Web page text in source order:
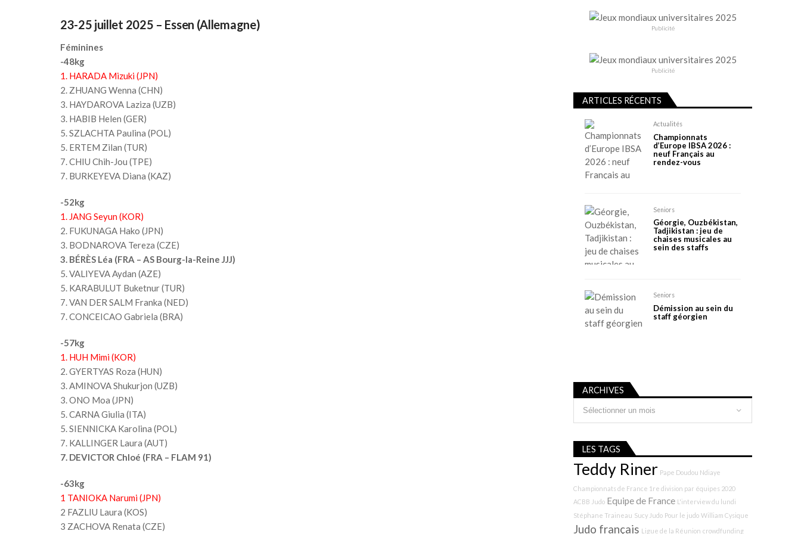
23-25 juillet 2025 – Essen (Allemagne)
Féminines
-48kg
1. HARADA Mizuki (JPN)
2. ZHUANG Wenna (CHN)
3. HAYDAROVA Laziza (UZB)
3. HABIB Helen (GER)
5. SZLACHTA Paulina (POL)
5. ERTEM Zilan (TUR)
7. CHIU Chih-Jou (TPE)
7. BURKEYEVA Diana (KAZ)
-52kg
1. JANG Seyun (KOR)
2. FUKUNAGA Hako (JPN)
3. BODNAROVA Tereza (CZE)
3. BÉRÈS Léa (FRA – AS Bourg-la-Reine JJJ)
5. VALIYEVA Aydan (AZE)
5. KARABULUT Buketnur (TUR)
7. VAN DER SALM Franka (NED)
7. CONCEICAO Gabriela (BRA)
-57kg
1. HUH Mimi (KOR)
2. GYERTYAS Roza (HUN)
3. AMINOVA Shukurjon (UZB)
3. ONO Moa (JPN)
5. CARNA Giulia (ITA)
5. SIENNICKA Karolina (POL)
7. KALLINGER Laura (AUT)
7. DEVICTOR Chloé (FRA – FLAM 91)
-63kg
1 TANIOKA Narumi (JPN)
2 FAZLIU Laura (KOS)
3 ZACHOVA Renata (CZE)
Publicité
Publicité
ARTICLES RÉCENTS
Actualités
Championnats
d’Europe IBSA 2026 :
neuf Français au
rendez-vous
Seniors
Géorgie, Ouzbékistan,
Tadjikistan : jeu de
chaises musicales au
sein des staffs
Seniors
Démission au sein du
staff géorgien
ARCHIVES
LES TAGS
Teddy Riner Pape Doudou Ndiaye
Championnats de France 1re division par équipes 2020
ACBB Judo Equipe de France L'interview du lundi
Stéphane Traineau Sucy Judo Pour le judo William Cysique
Judo français Ligue de la Réunion crowdfunding